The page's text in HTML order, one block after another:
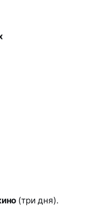
(три дня).